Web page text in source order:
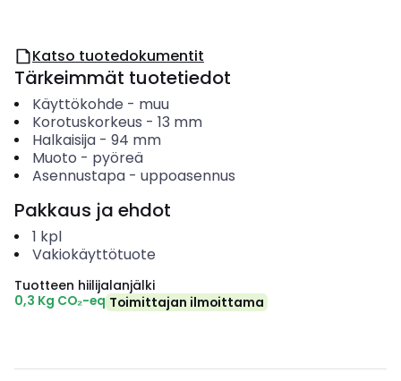
Katso tuotedokumentit
Tärkeimmät tuotetiedot
Käyttökohde - muu
Korotuskorkeus - 13 mm
Halkaisija- 94 mm
Muoto - pyöreä
Asennustapa- uppoasennus
Pakkaus ja ehdot
1 kpl
Vakiokäyttötuote
Tuotteen hiilijalanjälki
0,3 Kg CO₂-eq Toimittajan ilmoittama